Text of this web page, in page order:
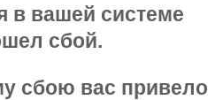
в вашей системе
сбой.
сбою вас привело